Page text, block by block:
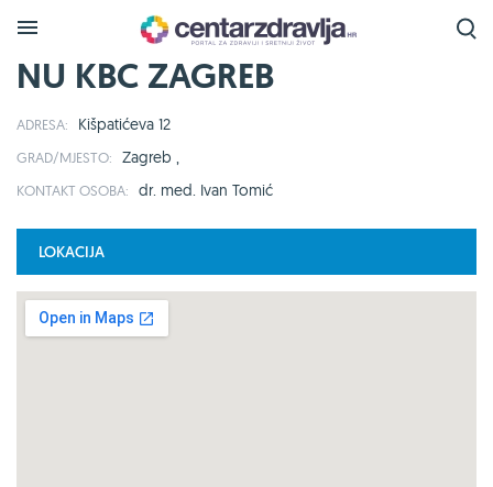
NU KBC ZAGREB
ADRESA: Kišpatićeva 12
GRAD/MJESTO: Zagreb ,
KONTAKT OSOBA: dr. med. Ivan Tomić
LOKACIJA